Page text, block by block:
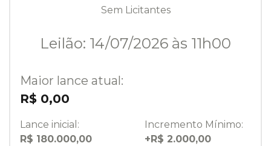
Sem Licitantes
Leilão: 14/07/2026 às 11h00
Maior lance atual:
R$ 0,00
Lance inicial:
R$ 180.000,00
Incremento Mínimo:
+R$ 2.000,00